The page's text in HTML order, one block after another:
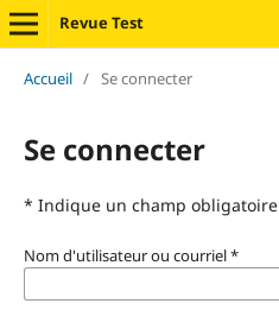
Revue Test
Accueil / Se connecter
Se connecter
* Indique un champ obligatoire
Nom d'utilisateur ou courriel*